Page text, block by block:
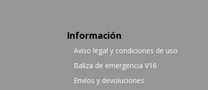
Información
Aviso legal y condiciones de uso
Baliza de emergencia V16
Envíos y devoluciones